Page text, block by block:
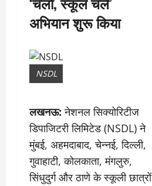
अभियान शुरू किया
NSDL
लखनऊ: नेशनल सिक्योरिटीज
डिपाजिटरी लिमिटेड (NSDL) ने
मुंबई, अहमदाबाद, चेन्नई, दिल्ली,
गुवाहाटी, कोलकाता, मंगलुरु,
सिंधुदुर्ग और ठाणे के स्कूली छात्रों